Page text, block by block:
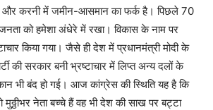
करनी में जमीन-आसमान का फर्क है। पिछले 70
को हमेशा अंधेरे में रखा। विकास के नाम पर
किया गया। जैसे ही देश में प्रधानमंत्री मोदी के
की सरकार बनी भ्रष्टाचार में लिप्त अन्य दलों के
भी बंद हो गई। आज कांग्रेस की स्थिति यह है कि
नेता बच्चे हैं वह भी देश की साख पर बट्टा